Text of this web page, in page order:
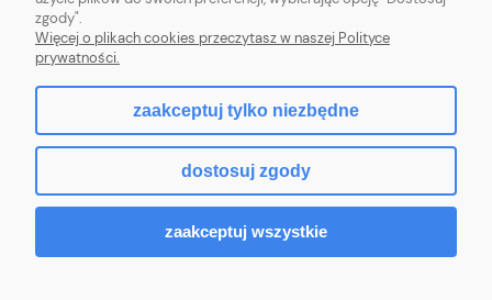
Sklep rolno-ogrodniczy - DAM-SAD | Nowy Miedzechów 12A, 05-604
Jasieniec woj. mazowieckiew | Email: sklep@dam-sad.pl Tel: 518 419 813 |
pokaż pełną wersję strony
Sklep internetowy Shoper.pl
zgody".
Więcej o plikach cookies przeczytasz w naszej Polityce
prywatności.
zaakceptuj tylko niezbędne
dostosuj zgody
zaakceptuj wszystkie